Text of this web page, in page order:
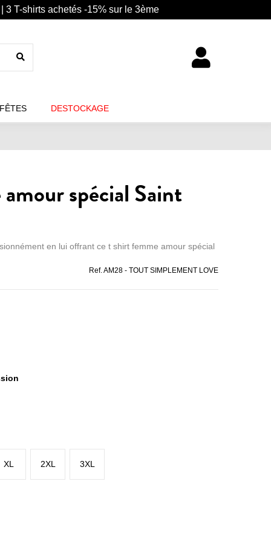
3 T-shirts achetés -15% sur le 3ème
DESTOCKAGE
spécial Saint
en lui offrant ce t shirt femme amour spécial
Ref.AM28 - TOUT SIMPLEMENT LOVE
XL 2XL 3XL